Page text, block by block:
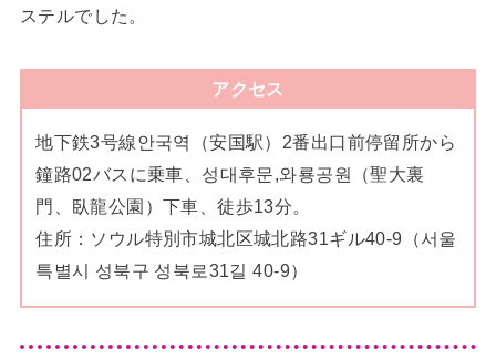
ステルでした。
アクセス
地下鉄3号線안국역（安国駅）2番出口前停留所から
鐘路02バスに乗車、성대후문,와룡공원（聖大裏
門、臥龍公園）下車、徒歩13分。
住所：ソウル特別市城北区城北路31ギル40-9（서울
특별시 성북구 성북로31길 40-9）